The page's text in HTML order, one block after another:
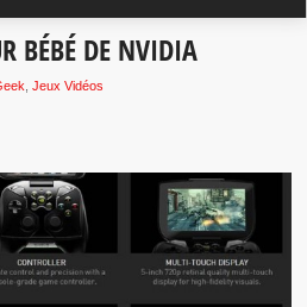
BÉBÉ DE NVIDIA
,Jeux Vidéos